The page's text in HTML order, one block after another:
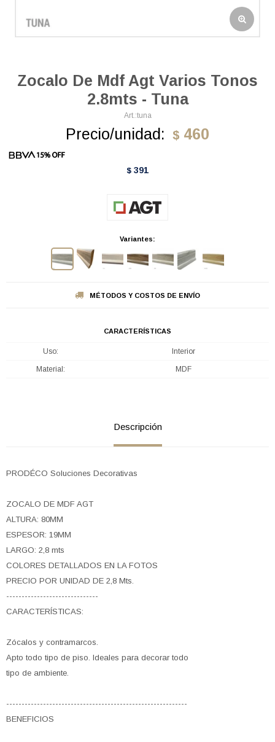
Zocalo De Mdf Agt Varios Tonos
2.8mts - Tuna
tuna
Precio/unidad: $ 460
$ 391
Variantes:
MÉTODOS Y COSTOS DE ENVÍO
CARACTERÍSTICAS
Uso Interior
Material MDF
Descripción
PRODÉCO Soluciones Decorativas
ZOCALO DE MDF AGT
ALTURA: 80MM
ESPESOR: 19MM
LARGO: 2,8 mts
COLORES DETALLADOS EN LA FOTOS
PRECIO POR UNIDAD DE 2,8 Mts.
------------------------------
CARACTERÍSTICAS:
Zócalos y contramarcos.
Apto todo tipo de piso. Ideales para decorar todo
tipo de ambiente.
-----------------------------------------------------------
BENEFICIOS